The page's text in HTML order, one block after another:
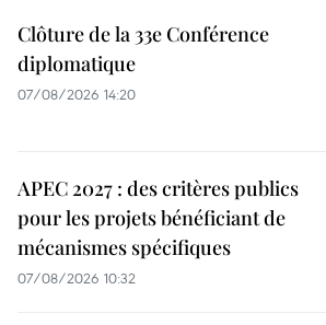
Clôture de la 33e Conférence
diplomatique
07/08/2026 14:20
APEC 2027 : des critères publics
pour les projets bénéficiant de
mécanismes spécifiques
07/08/2026 10:32